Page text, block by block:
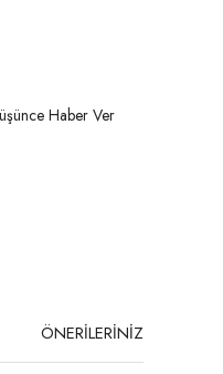
Haber Ver
ÖNERİLERİNİZ